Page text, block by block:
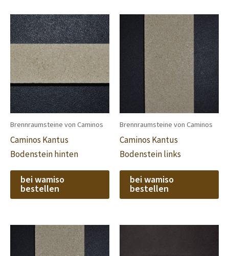
Brennraumsteine von Caminos
Caminos Kantus
Bodenstein hinten
bei wamiso
bestellen
Brennraumsteine von Caminos
Caminos Kantus
Bodenstein links
bei wamiso
bestellen